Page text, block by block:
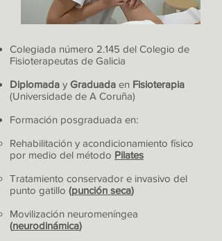
Colegiada número 2.145 del Colegio de
Fisioterapeutas de Galicia
Diplomada y Graduada en Fisioterapia
(Universidade de A Coruña)
Formación posgraduada en:
Rehabilitación y acondicionamiento físico
por medio del método Pilates​
Tratamiento conservador e invasivo del
punto gatillo (punción seca)
Movilización neuromeníngea
(neurodinámica)